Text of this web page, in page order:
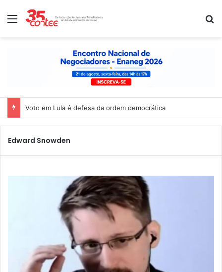
Menu
Voto em Lula é defesa da ordem democrática
Edward Snowden